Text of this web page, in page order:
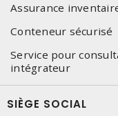
Assurance
Conteneur sécurisé
Service pour
intégrateur
SIÈGE SOCIAL